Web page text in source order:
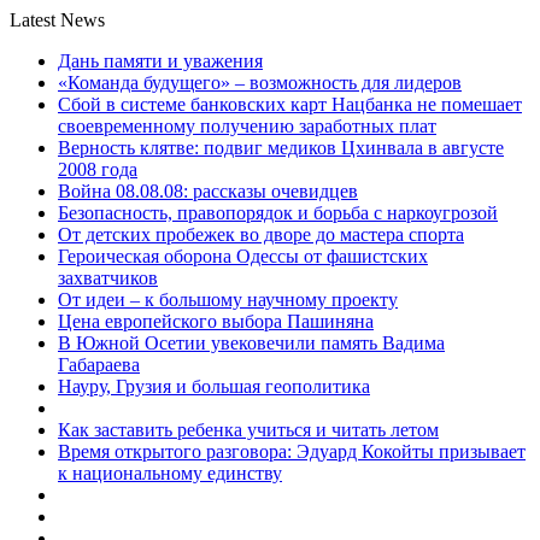
Latest News
Дань памяти и уважения
«Команда будущего» – возможность для лидеров
Сбой в системе банковских карт Нацбанка не помешает
своевременному получению заработных плат
Верность клятве: подвиг медиков Цхинвала в августе
2008 года
Война 08.08.08: рассказы очевидцев
Безопасность, правопорядок и борьба с наркоугрозой
От детских пробежек во дворе до мастера спорта
Героическая оборона Одессы от фашистских
захватчиков
От идеи – к большому научному проекту
Цена европейского выбора Пашиняна
В Южной Осетии увековечили память Вадима
Габараева
Науру, Грузия и большая геополитика
Как заставить ребенка учиться и читать летом
Время открытого разговора: Эдуард Кокойты призывает
к национальному единству